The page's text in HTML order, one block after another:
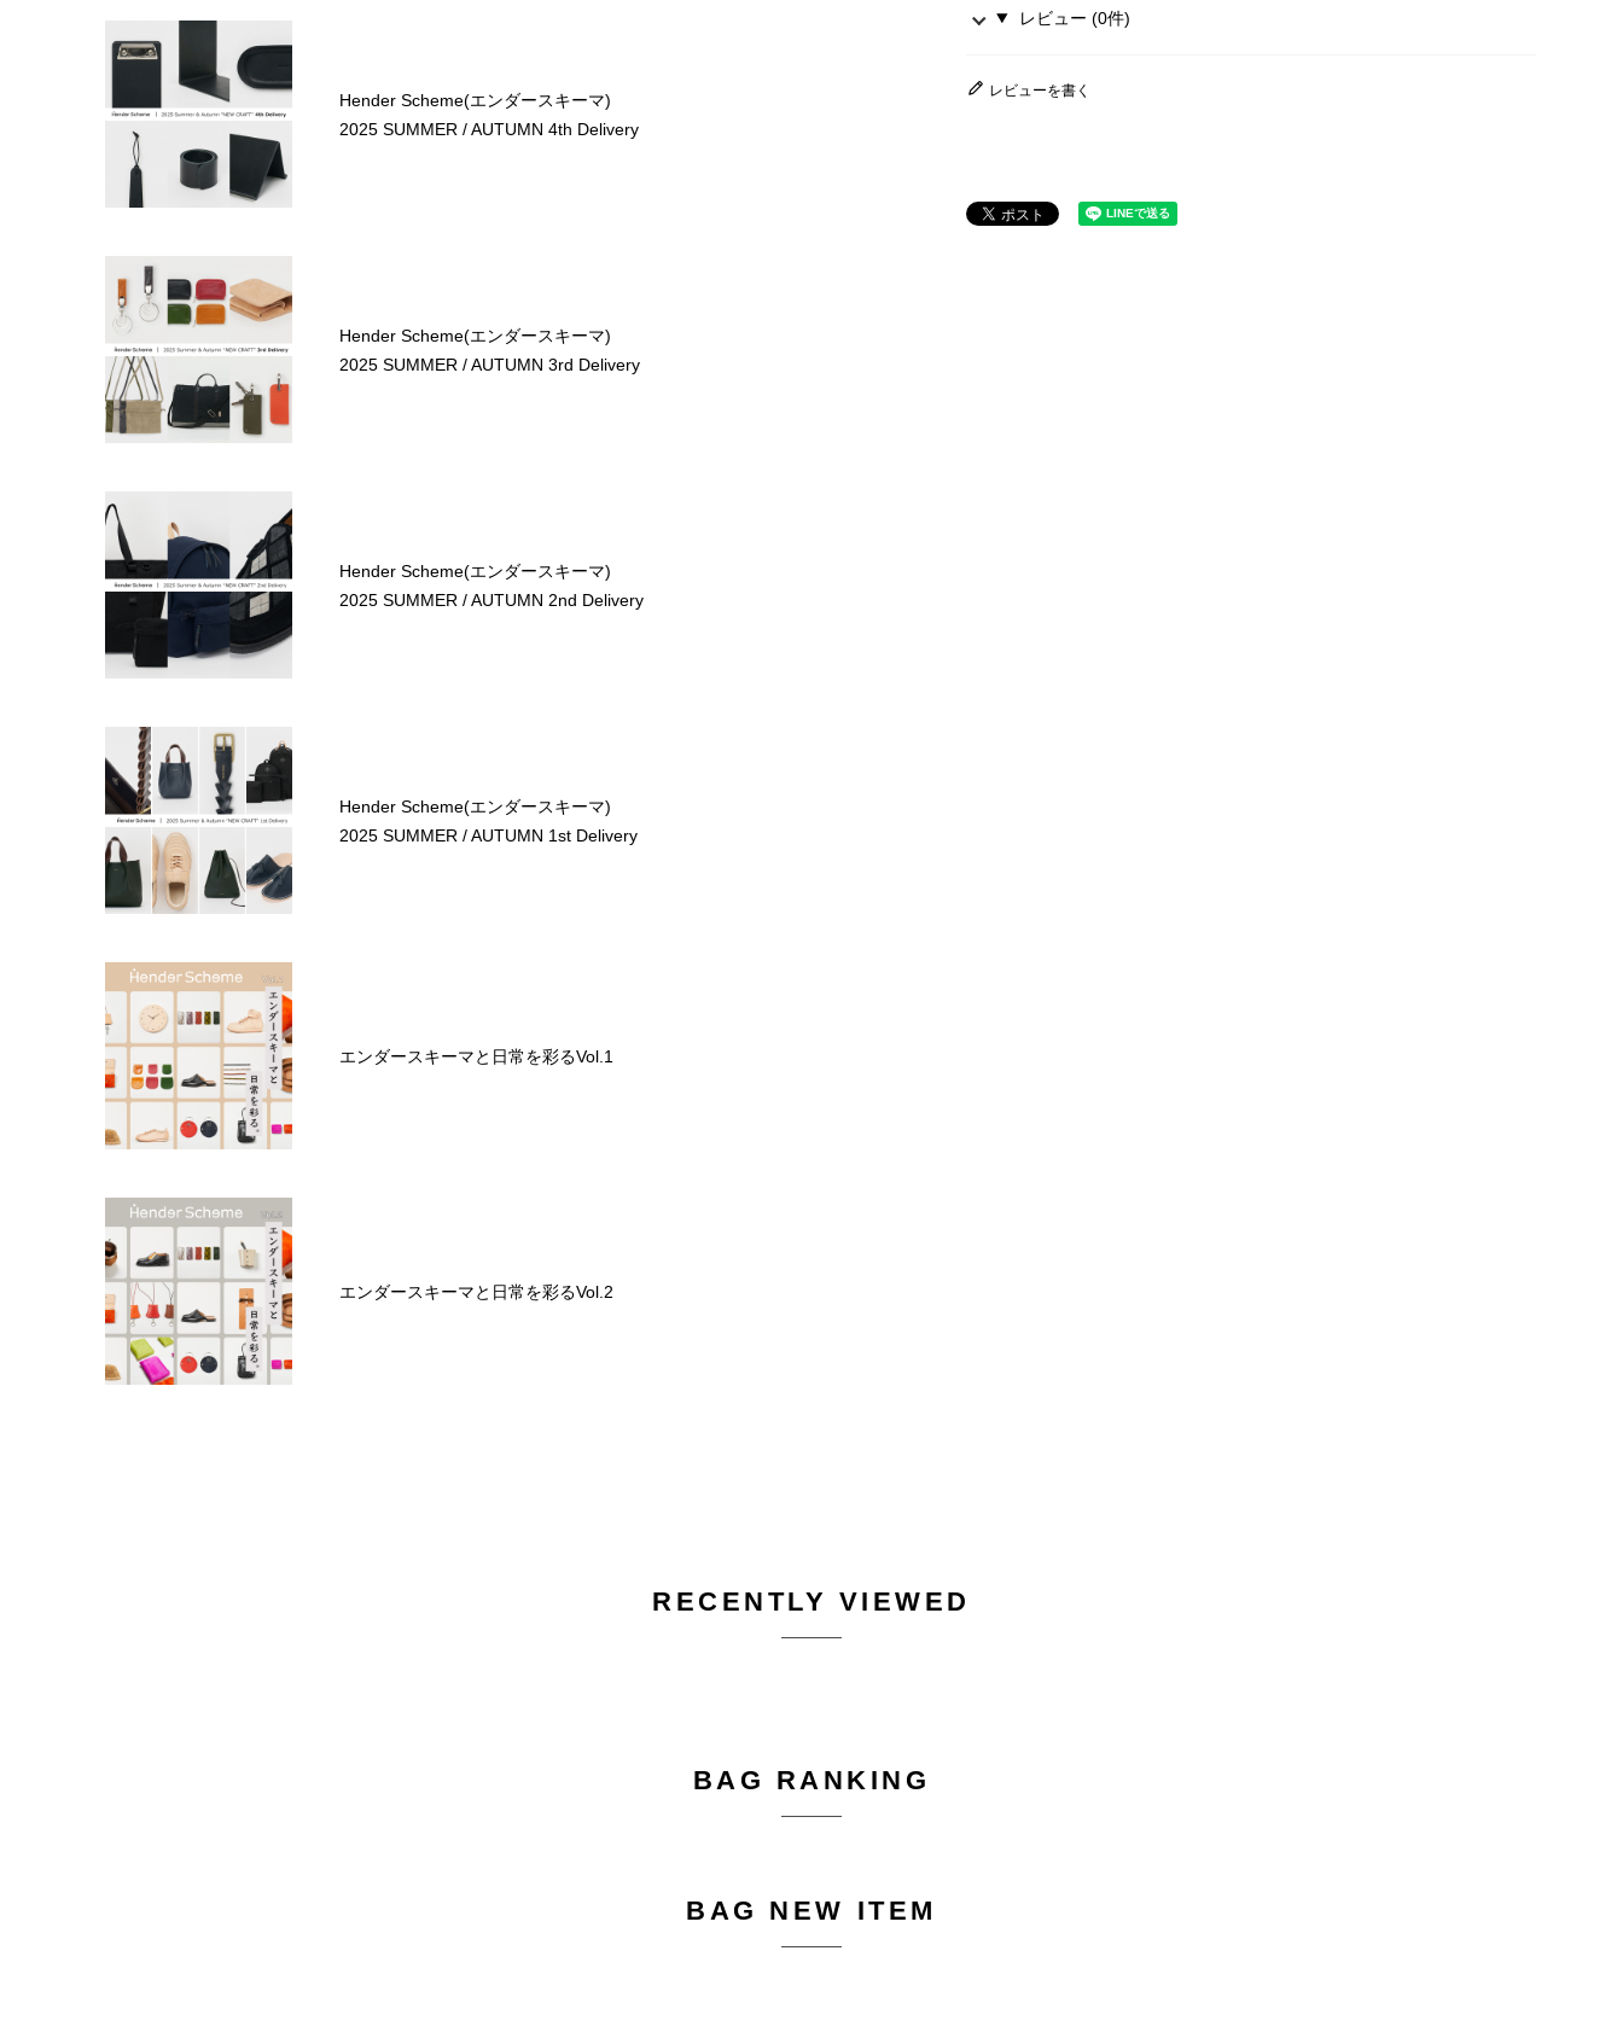
Hender Scheme(エンダースキーマ)
2025 SUMMER / AUTUMN 4th Delivery
Hender Scheme(エンダースキーマ)
2025 SUMMER / AUTUMN 3rd Delivery
Hender Scheme(エンダースキーマ)
2025 SUMMER / AUTUMN 2nd Delivery
Hender Scheme(エンダースキーマ)
2025 SUMMER / AUTUMN 1st Delivery
エンダースキーマと日常を彩るVol.1
エンダースキーマと日常を彩るVol.2
レビュー (0件)
レビューを書く
RECENTLY VIEWED
BAG RANKING
BAG NEW ITEM